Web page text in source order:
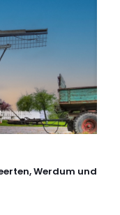
Werdum und